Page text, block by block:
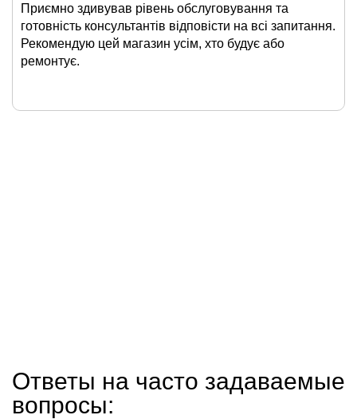
Приємно здивував рівень обслуговування та
готовність консультантів відповісти на всі запитання.
Рекомендую цей магазин усім, хто будує або
ремонтує.
Ответы на часто задаваемые
вопросы: